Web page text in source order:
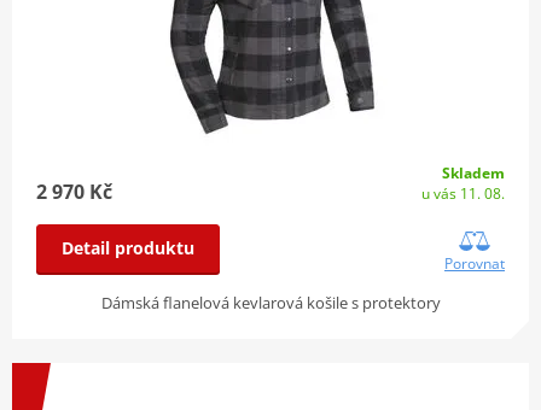
2 970 Kč
Skladem
u vás 11. 08.
Detail produktu
Porovnat
Dámská flanelová kevlarová košile s protektory